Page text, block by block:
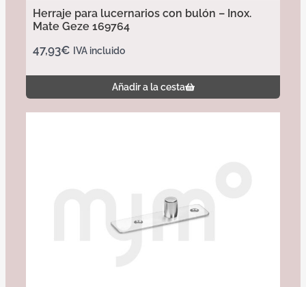
Herraje para lucernarios con bulón – Inox.
Mate Geze 169764
47,93€ IVA incluido
Añadir a la cesta